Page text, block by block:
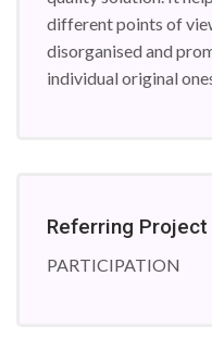
different points of
disorganised and
individual original
Referring Project
PARTICIPATION